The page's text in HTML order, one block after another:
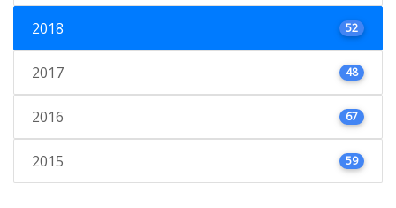
2018 52
2017 48
2016 67
2015 59